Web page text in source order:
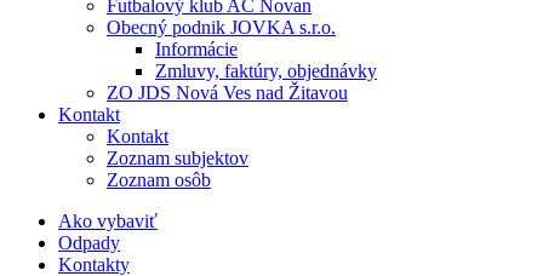
Futbalový klub AC Novan
Obecný podnik JOVKA s.r.o.
Informácie
Zmluvy, faktúry, objednávky
ZO JDS Nová Ves nad Žitavou
Kontakt
Kontakt
Zoznam subjektov
Zoznam osôb
Ako vybaviť
Odpady
Kontakty